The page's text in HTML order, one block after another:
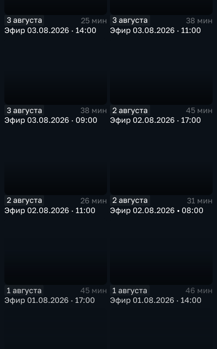
3 августа
25 мин
Эфир 03.08.2026 · 14:00
3 августа
38 мин
Эфир 03.08.2026 · 11:00
3 августа
38 мин
Эфир 03.08.2026 · 09:00
2 августа
45 мин
Эфир 02.08.2026 · 17:00
2 августа
26 мин
Эфир 02.08.2026 · 11:00
2 августа
31 мин
Эфир 02.08.2026 • 08:00
1 августа
45 мин
Эфир 01.08.2026 · 17:00
1 августа
46 мин
Эфир 01.08.2026 · 14:00